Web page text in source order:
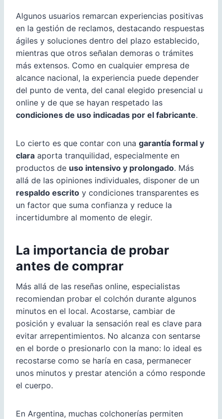
Algunos usuarios remarcan experiencias positivas
en la gestión de reclamos, destacando respuestas
ágiles y soluciones dentro del plazo establecido,
mientras que otros señalan demoras o trámites
más extensos. Como en cualquier empresa de
alcance nacional, la experiencia puede depender
del punto de venta, del canal elegido presencial u
online y de que se hayan respetado las
condiciones de uso indicadas por el fabricante.
Lo cierto es que contar con una garantía formal y
clara aporta tranquilidad, especialmente en
productos de uso intensivo y prolongado. Más
allá de las opiniones individuales, disponer de un
respaldo escrito y condiciones transparentes es
un factor que suma confianza y reduce la
incertidumbre al momento de elegir.
La importancia de probar
antes de comprar
Más allá de las reseñas online, especialistas
recomiendan probar el colchón durante algunos
minutos en el local. Acostarse, cambiar de
posición y evaluar la sensación real es clave para
evitar arrepentimientos. No alcanza con sentarse
en el borde o presionarlo con la mano: lo ideal es
recostarse como se haría en casa, permanecer
unos minutos y prestar atención a cómo responde
el cuerpo.
En Argentina, muchas colchonerías permiten